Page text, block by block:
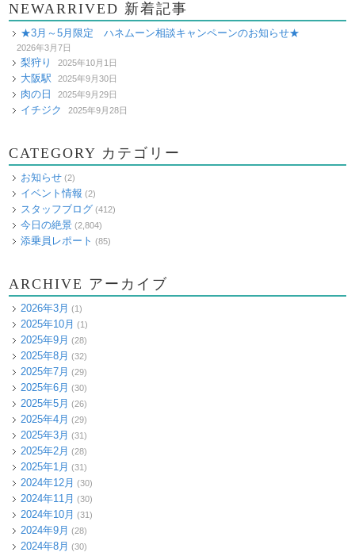
NEWARRIVED 新着記事
★3月～5月限定 ハネムーン相談キャンペーンのお知らせ★
2026年3月7日
梨狩り 2025年10月1日
大阪駅 2025年9月30日
肉の日 2025年9月29日
イチジク 2025年9月28日
CATEGORY カテゴリー
お知らせ (2)
イベント情報 (2)
スタッフブログ (412)
今日の絶景 (2,804)
添乗員レポート (85)
ARCHIVE アーカイブ
2026年3月 (1)
2025年10月 (1)
2025年9月 (28)
2025年8月 (32)
2025年7月 (29)
2025年6月 (30)
2025年5月 (26)
2025年4月 (29)
2025年3月 (31)
2025年2月 (28)
2025年1月 (31)
2024年12月 (30)
2024年11月 (30)
2024年10月 (31)
2024年9月 (28)
2024年8月 (30)